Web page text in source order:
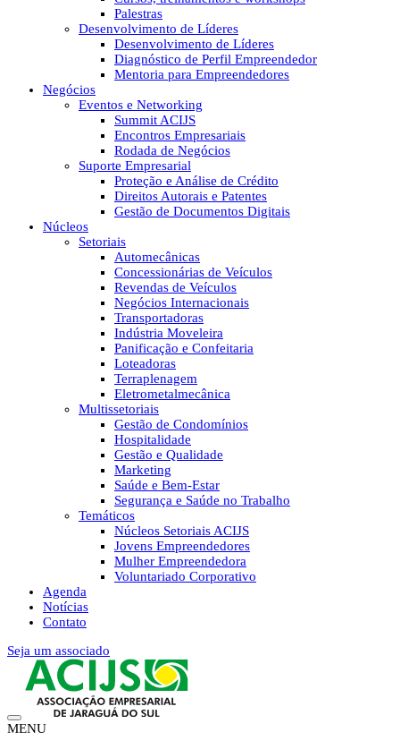
Palestras
Desenvolvimento de Líderes
Desenvolvimento de Líderes
Diagnóstico de Perfil Empreendedor
Mentoria para Empreendedores
Negócios
Eventos e Networking
Summit ACIJS
Encontros Empresariais
Rodada de Negócios
Suporte Empresarial
Proteção e Análise de Crédito
Direitos Autorais e Patentes
Gestão de Documentos Digitais
Núcleos
Setoriais
Automecânicas
Concessionárias de Veículos
Revendas de Veículos
Negócios Internacionais
Transportadoras
Indústria Moveleira
Panificação e Confeitaria
Loteadoras
Terraplenagem
Eletrometalmecânica
Multissetoriais
Gestão de Condomínios
Hospitalidade
Gestão e Qualidade
Marketing
Saúde e Bem-Estar
Segurança e Saúde no Trabalho
Temáticos
Núcleos Setoriais ACIJS
Jovens Empreendedores
Mulher Empreendedora
Voluntariado Corporativo
Agenda
Notícias
Contato
Seja um associado
MENU